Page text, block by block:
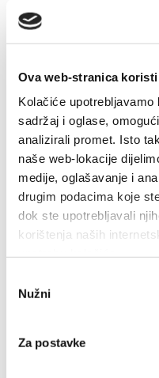
Ova web-stranica
Kolačiće
sadržaj i oglase,
analizirali promet. Isto
naše web-lokacije
medije, oglašavanje i
drugim podacima koje
dok ste upotrebljavali
korištenja naših
pristanka
Nužni
Za postavke
Multimedija
Turistički ured
Safe in Dalmatia
hr
Villa Nika, Kamberovo
21216 Kaštel Stari,